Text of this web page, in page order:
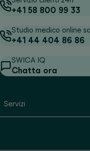
+41 58 800 99 33
Studio medico online
+41 44 404 86 86
SWICA IQ
Chatta ora
Servizi